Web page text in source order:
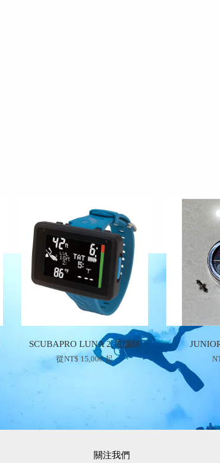
SCUBAPRO LUNA 2 電腦錶
從NT$ 15,000起
關注我們